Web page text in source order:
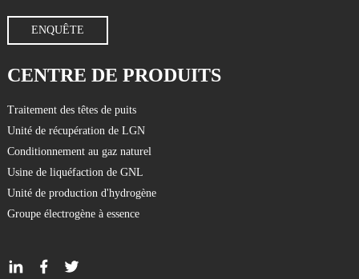
ENQUÊTE
CENTRE DE PRODUITS
Traitement des têtes de puits
Unité de récupération de LGN
Conditionnement au gaz naturel
Usine de liquéfaction de GNL
Unité de production d'hydrogène
Groupe électrogène à essence